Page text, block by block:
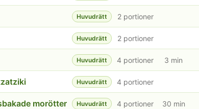
Huvudrätt 2 portioner
Huvudrätt 2 portioner
Huvudrätt 4 portioner 3 min
Huvudrätt 4 portioner
morötter Huvudrätt 4 portioner 30 min